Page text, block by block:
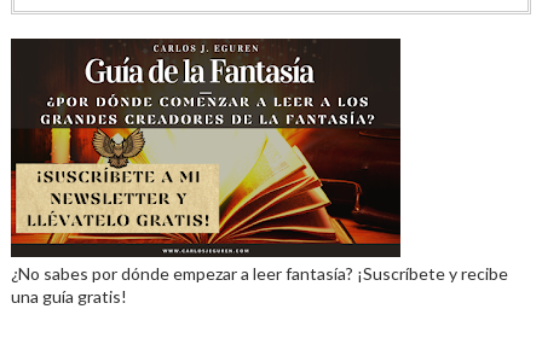
¿No sabes por dónde empezar a leer fantasía? ¡Suscríbete y recibe
una guía gratis!